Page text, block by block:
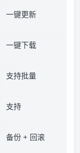
一键更新
一键下载
支持批量
支持
备份 + 回滚